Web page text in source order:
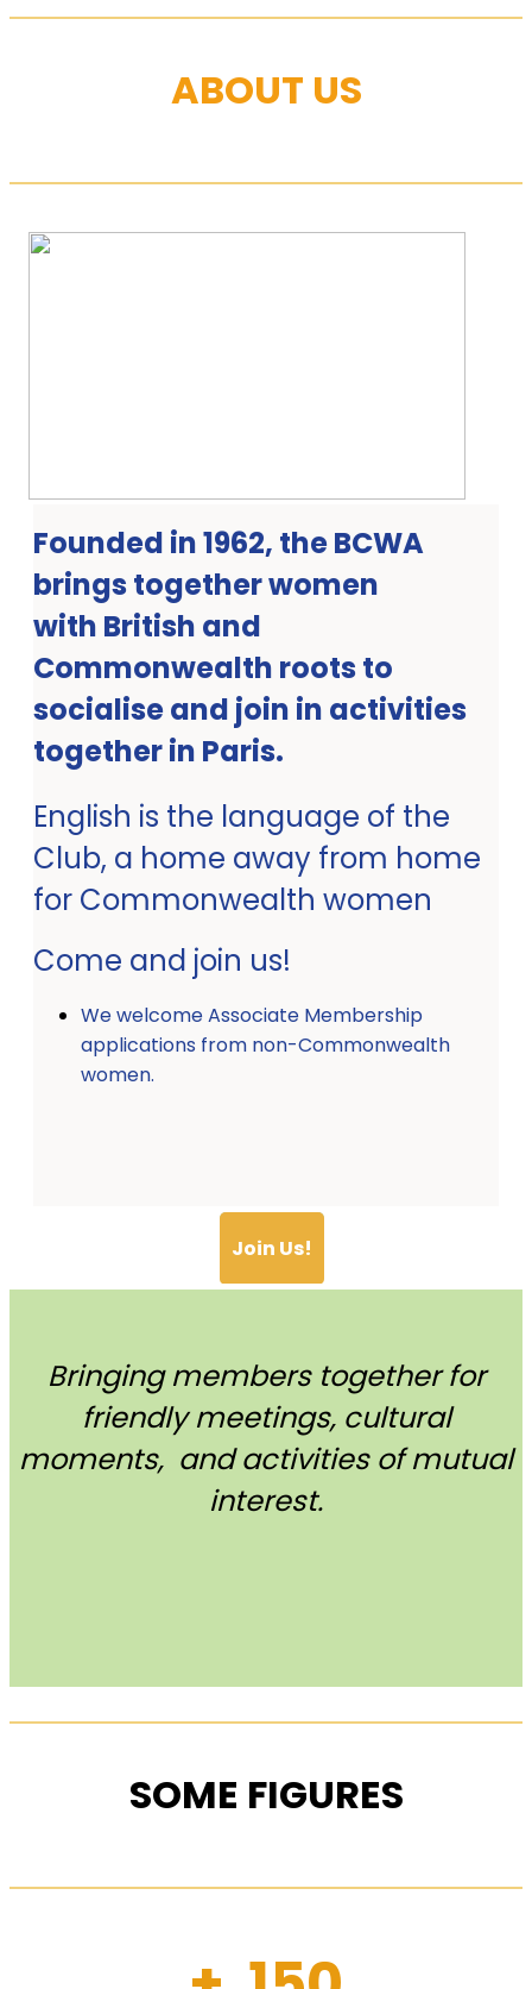
ABOUT US
Founded in 1962, the BCWA
brings together women
with British and
Commonwealth roots to
socialise and join in activities
together in Paris.
English is the language of the
Club, a home away from home
for Commonwealth women
Come and join us!
We welcome Associate Membership
applications from non-Commonwealth
women.
Join Us!
Bringing members together for
friendly meetings, cultural
moments, and activities of mutual
interest.
SOME FIGURES